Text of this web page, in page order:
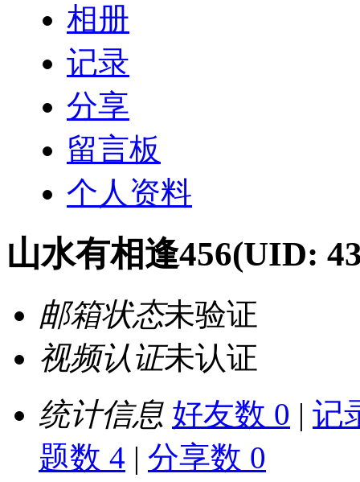
相册
记录
分享
留言板
个人资料
山水有相逢456(UID:
邮箱状态未验证
视频认证未认证
统计信息 好友数 0 | 记
题数 4 | 分享数 0